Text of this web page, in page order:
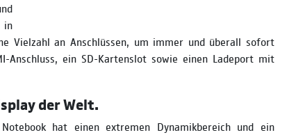
in
Vielzahl an Anschlüssen, um immer und überall sofort
Anschluss, ein SD-Kartenslot sowie einen Ladeport mit
der Welt.
hat einen extremen Dynamikbereich und ein